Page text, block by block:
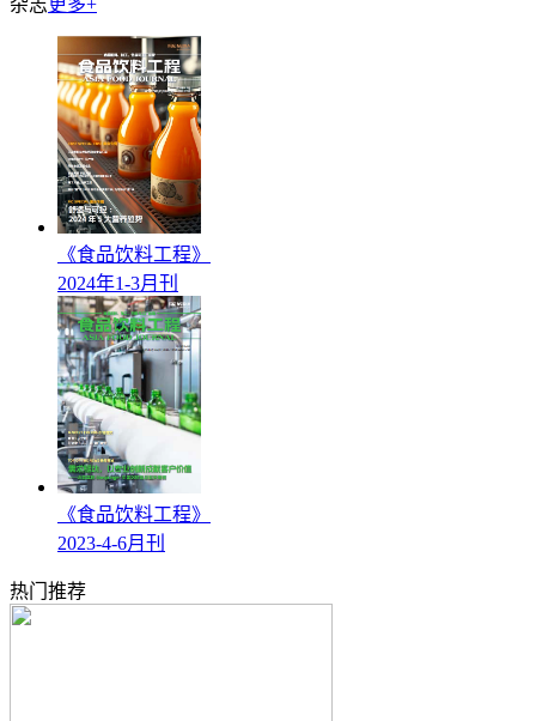
杂志更多+
《食品饮料工程》
2024年1-3月刊
《食品饮料工程》
2023-4-6月刊
热门推荐